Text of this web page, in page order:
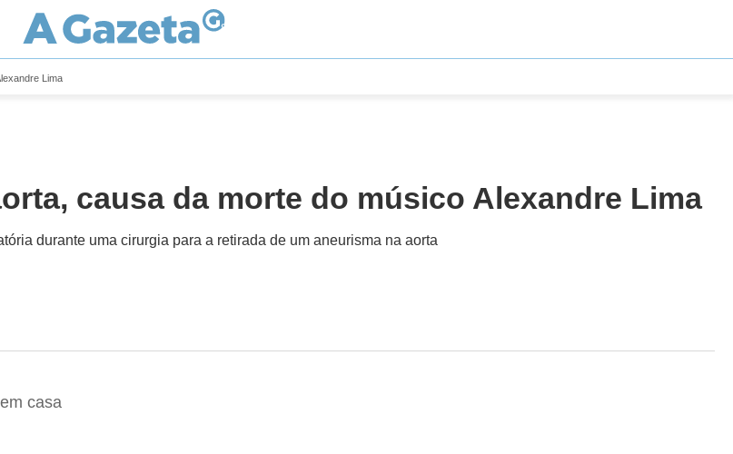
Lima
causa da morte do músico Alexandre Lima
durante uma cirurgia para a retirada de um aneurisma na aorta